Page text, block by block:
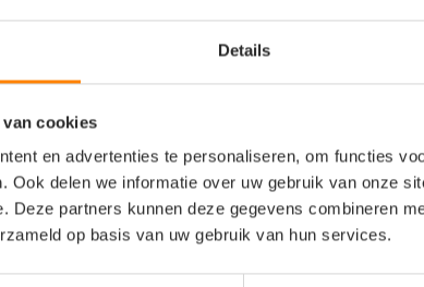
Details
cookies
en advertenties te personaliseren, om functies
Ook delen we informatie over uw gebruik van onze
Deze partners kunnen deze gegevens combineren
op basis van uw gebruik van hun services.
met een sportief en veilig accent
bouw, logistiek en
doeleinden
flexibele, multifunctionele tas met